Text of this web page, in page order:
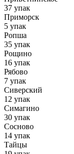
37 упак
Приморск
5 упак
Ропша
35 упак
Рощино
16 упак
Рябово
7 упак
Сиверский
12 упак
Симагино
30 упак
Сосново
14 упак
Тайцы